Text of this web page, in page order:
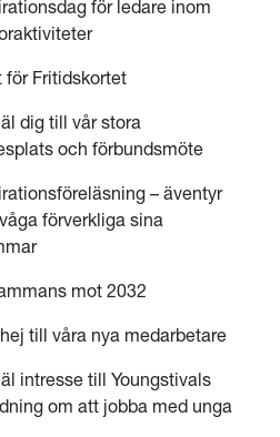
för ledare inom
för Fritidskortet
dig till vår stora
och förbundsmöte
– äventyr
förverkliga sina
mot 2032
till våra nya medarbetare
intresse till Youngstivals
om att jobba med unga